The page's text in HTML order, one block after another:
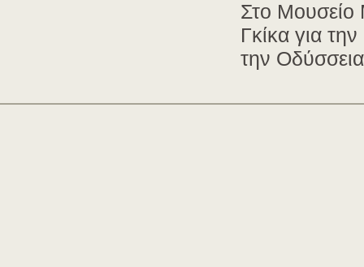
Στο Μουσείο
Γκίκα για
την Οδύσσεια